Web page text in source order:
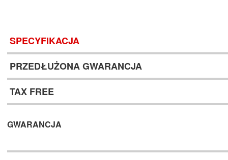
SPECYFIKACJA
PRZEDŁUŻONA GWARANCJA
TAX FREE
GWARANCJA